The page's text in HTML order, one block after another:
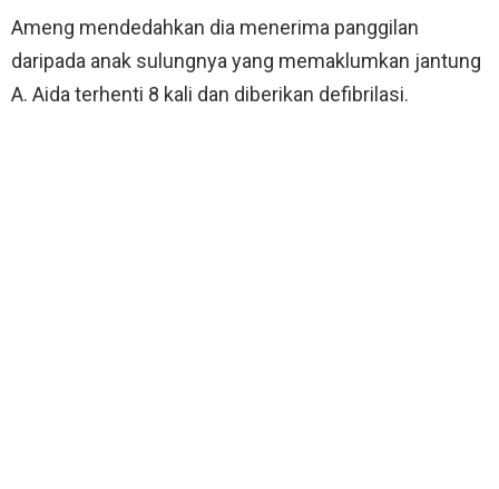
Ameng mendedahkan dia menerima panggilan
daripada anak sulungnya yang memaklumkan jantung
A. Aida terhenti 8 kali dan diberikan defibrilasi.